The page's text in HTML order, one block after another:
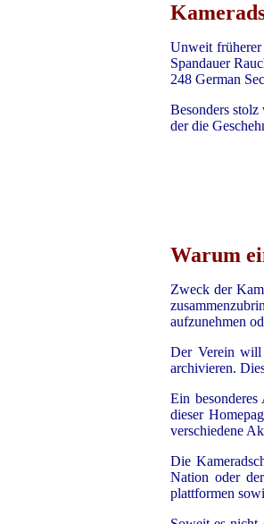
Unweit früherer
Spandauer
248 German
Besonders
der die
Warum
Zweck der
aufzunehmen
Der Verein will
archivieren.
Ein
dieser
verschiedene
Die
Nation oder
plattformen